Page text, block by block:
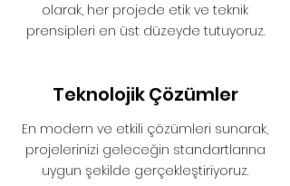
olarak, her projede etik ve teknik
prensipleri en üst düzeyde tutuyoruz.
Teknolojik Çözümler
En modern ve etkili çözümleri sunarak,
projelerinizi geleceğin standartlarına
uygun şekilde gerçekleştiriyoruz.